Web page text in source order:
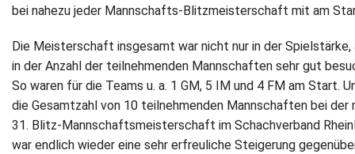
bei nahezu jeder Mannschafts‐Blitzmeisterschaft mit am
Die Meisterschaft insgesamt war nicht nur in der Spielstärke,
in der Anzahl der teilnehmenden Mannschaften sehr gut
So waren für die Teams u. a. 1 GM, 5 IM und 4 FM am Start.
die Gesamtzahl von 10 teilnehmenden Mannschaften bei der
31. Blitz‐Mannschaftsmeisterschaft im Schachverband
war endlich wieder eine sehr erfreuliche Steigerung